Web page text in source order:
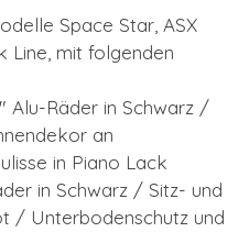
Space Star, ASX
Line, mit folgenden
Alu-Räder in Schwarz /
an
in Piano Lack
in Schwarz / Sitz- und
/ Unterbodenschutz und